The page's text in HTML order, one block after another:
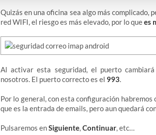
Quizás en una oficina sea algo más complicado,
red WIFI, el riesgo es más elevado, por lo quees
Al activar esta seguridad, el puerto
nosotros. El puerto correcto es el 993.
Por lo general, con esta configuración
que es la entrada de emails, pero aun quedará
Pulsaremos enSiguiente,Continuar, etc…